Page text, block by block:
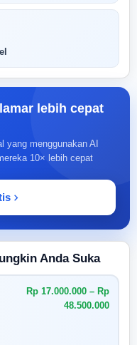
lebih cepat
yang menggunakan AI
10× lebih cepat
Anda Suka
Rp 17.000.000 – Rp
48.500.000